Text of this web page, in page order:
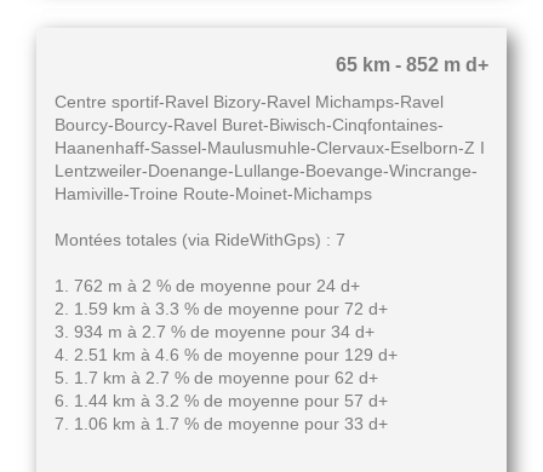
65 km - 852 m d+
Centre sportif-Ravel Bizory-Ravel Michamps-Ravel
Bourcy-Bourcy-Ravel Buret-Biwisch-Cinqfontaines-
Haanenhaff-Sassel-Maulusmuhle-Clervaux-Eselborn-Z I
Lentzweiler-Doenange-Lullange-Boevange-Wincrange-
Hamiville-Troine Route-Moinet-Michamps
Montées totales (via RideWithGps) : 7
1. 762 m à 2 % de moyenne pour 24 d+
2. 1.59 km à 3.3 % de moyenne pour 72 d+
3. 934 m à 2.7 % de moyenne pour 34 d+
4. 2.51 km à 4.6 % de moyenne pour 129 d+
5. 1.7 km à 2.7 % de moyenne pour 62 d+
6. 1.44 km à 3.2 % de moyenne pour 57 d+
7. 1.06 km à 1.7 % de moyenne pour 33 d+